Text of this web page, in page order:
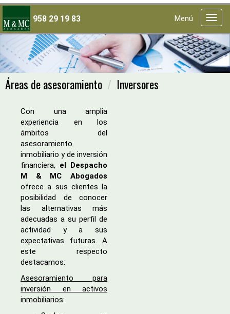
Menú
Menú
958 29 19 83
Áreas de asesoramiento Inversores
Con una amplia
experiencia en los
ámbitos del
asesoramiento
inmobiliario y de inversión
financiera, el Despacho
M & MC Abogados
ofrece a sus clientes la
posibilidad de conocer
las alternativas más
adecuadas a su perfil de
actividad y a sus
expectativas futuras. A
este respecto
destacamos:
Asesoramiento para
inversión en activos
inmobiliarios: